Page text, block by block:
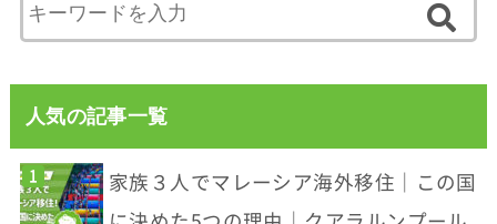
人気の記事一覧
家族３人でマレーシア海外移住｜この国